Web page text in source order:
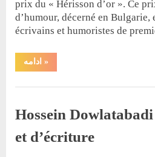
prix du « Hérisson d’or ». Ce
d’humour, décerné en Bulgarie,
écrivains et humoristes de
ادامه “Lancement
de
Station
à
Paris
Sept
»
Hossein
et d’écriture